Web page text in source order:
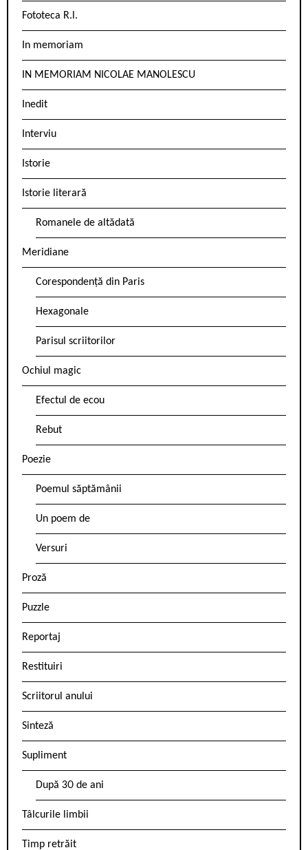
Fototeca R.l.
In memoriam
IN MEMORIAM NICOLAE MANOLESCU
Inedit
Interviu
Istorie
Istorie literară
Romanele de altădată
Meridiane
Corespondență din Paris
Hexagonale
Parisul scriitorilor
Ochiul magic
Efectul de ecou
Rebut
Poezie
Poemul săptămânii
Un poem de
Versuri
Proză
Puzzle
Reportaj
Restituiri
Scriitorul anului
Sinteză
Supliment
După 30 de ani
Tâlcurile limbii
Timp retrăit